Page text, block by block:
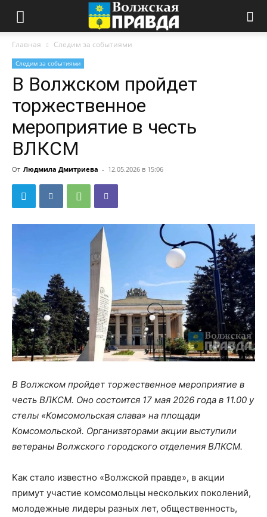
Главная Следим за событиями
Следим за событиями
В Волжском пройдет
торжественное
мероприятие в честь
ВЛКСМ
От Людмила Дмитриева - 12.05.2026 в 15:06
В Волжском пройдет торжественное мероприятие в
честь ВЛКСМ. Оно состоится 17 мая 2026 года в 11.00 у
стелы «Комсомольская слава» на площади
Комсомольской. Организаторами акции выступили
ветераны Волжского городского отделения ВЛКСМ.
Как стало известно «Волжской правде», в акции
примут участие комсомольцы нескольких поколений,
молодежные лидеры разных лет, общественность,